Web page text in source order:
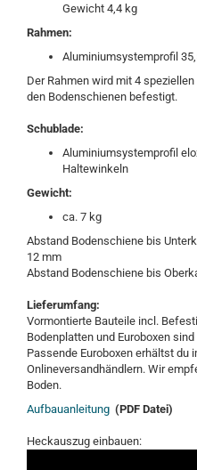
Gewicht 4,4 kg
Rahmen:
Aluminiumsystemprofil
Der Rahmen wird mit 4
den Bodenschienen befestigt.
Schublade:
Aluminiumsystemprofil
Haltewinkeln
Gewicht:
ca. 7 kg
Abstand Bodenschiene bis
12 mm
Abstand Bodenschiene bis
Lieferumfang:
Vormontierte Bauteile incl.
Bodenplatten und Euroboxen
Passende Euroboxen erhältst du
Onlineversandhändlern. Wir
Boden.
Aufbauanleitung (PDF Datei)
Heckauszug einbauen: